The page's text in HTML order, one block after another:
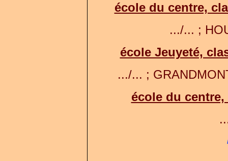
école du centre,
.../... ;
école Jeuyeté,
.../... ;
école du centre,